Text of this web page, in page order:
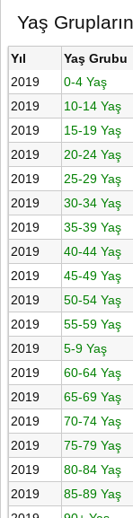
Yaş
Yıl Yaş Grubu
2019
0-4 Yaş
2019
10-14 Yaş
2019
15-19 Yaş
2019
20-24 Yaş
2019
25-29 Yaş
2019
30-34 Yaş
2019
35-39 Yaş
2019
40-44 Yaş
2019
45-49 Yaş
2019
50-54 Yaş
2019
55-59 Yaş
2019
5-9 Yaş
2019
60-64 Yaş
2019
65-69 Yaş
2019
70-74 Yaş
2019
75-79 Yaş
2019
80-84 Yaş
2019
85-89 Yaş